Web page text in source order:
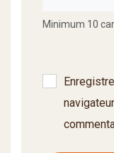
Minimum 10